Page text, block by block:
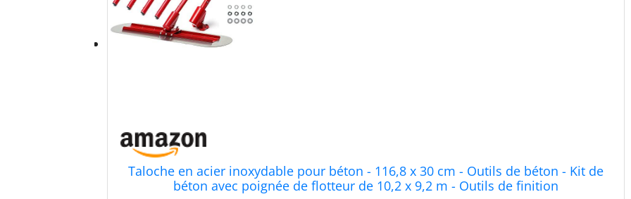
Taloche en acier inoxydable pour béton - 116,8 x 30 cm - Outils de béton - Kit de
béton avec poignée de flotteur de 10,2 x 9,2 m - Outils de finition